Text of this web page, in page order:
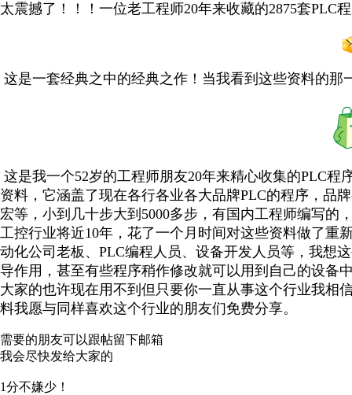
太震撼了！！！一位老工程师20年来收藏的2875套PLC
这是一套经典之中的经典之作！当我看到这些资料的
这是我一个52岁的工程师朋友20年来精心收集的PLC
资料，它涵盖了现在各行各业各大品牌PLC的程序，品
宏等，小到几十步大到5000多步，有国内工程师编写的
工控行业将近10年，花了一个月时间对这些资料做了重
动化公司老板、PLC编程人员、设备开发人员等，我想
导作用，甚至有些程序稍作修改就可以用到自己的设备
大家的也许现在用不到但只要你一直从事这个行业我相
料我愿与同样喜欢这个行业的朋友们免费分享。
需要的朋友可以跟帖留下邮箱
我会尽快发给大家的
1分不嫌少！